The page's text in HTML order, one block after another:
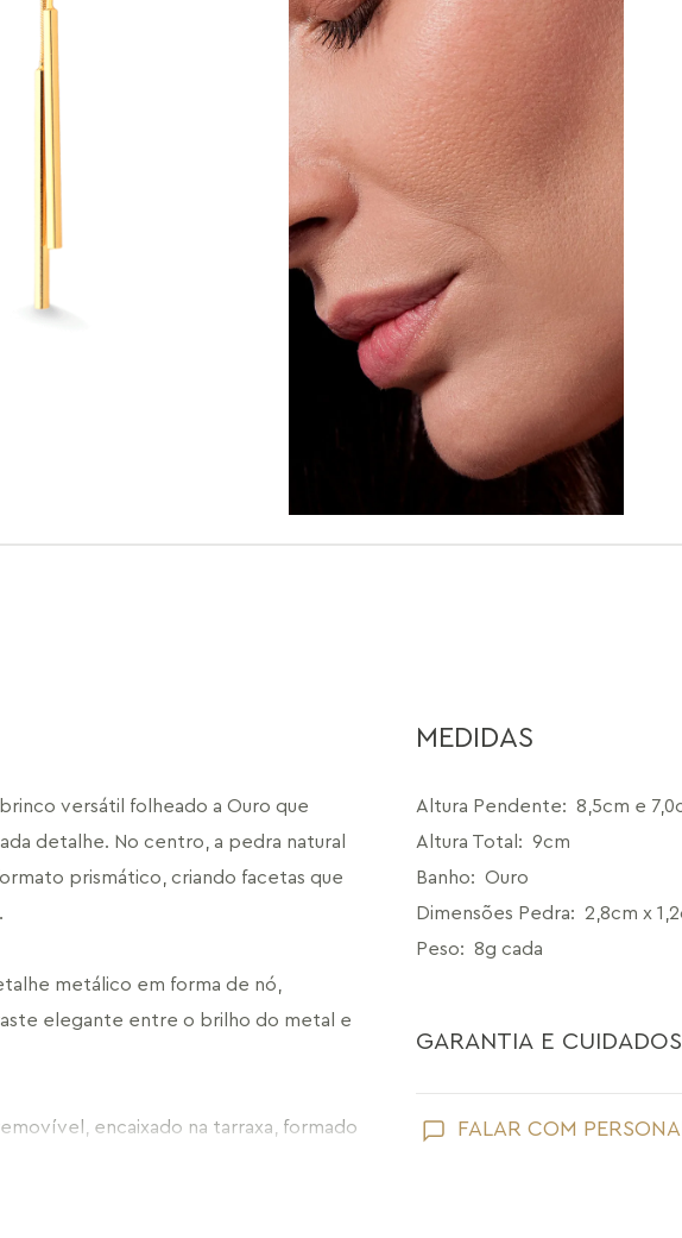
versátil folheado a Ouro que
detalhe. No centro, a pedra natural
prismático, criando facetas que
metálico em forma de nó,
elegante entre o brilho do metal e
encaixado na tarraxa, formado
usado ou removido, transformando o
MEDIDAS
Altura Pendente: 8,5cm e
Altura Total : 9cm
Banho: Ouro
Dimensões Pedra: 2,8cm x
Peso: 8g cada
GARANTIA E CUIDADOS
Como toda joia, sua peça Maria
FALAR COM